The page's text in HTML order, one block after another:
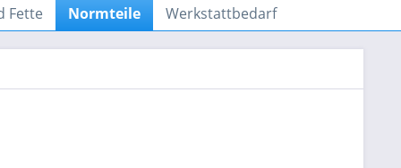
Fette Normteile Werkstattbedarf